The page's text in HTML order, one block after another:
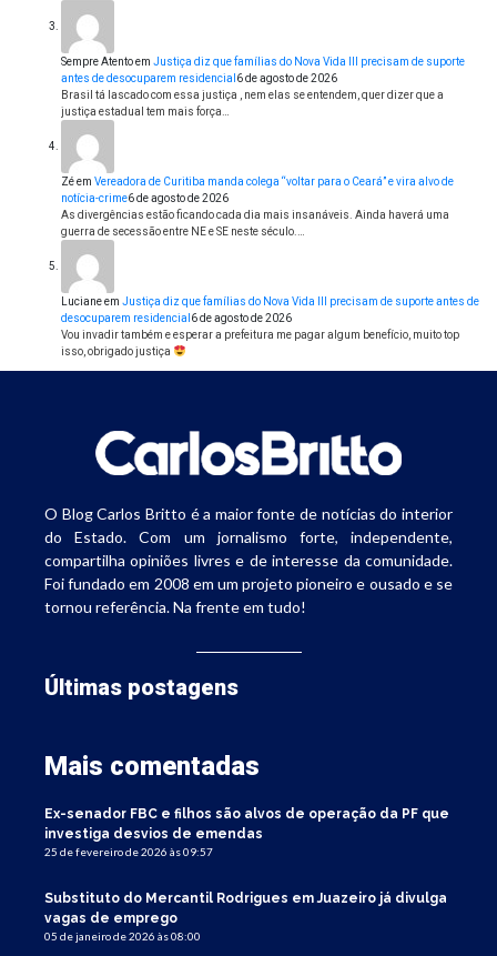
Sempre Atentoem Justiça diz que famílias do Nova Vida III precisam de suporte
antes de desocuparem residencial 6 de agosto de 2026
Brasil tá lascado com essa justiça , nem elas se entendem, quer dizer que a
justiça estadual tem mais força…
Zéem Vereadora de Curitiba manda colega “voltar para o Ceará” e vira alvo de
notícia-crime6 de agosto de 2026
As divergências estão ficando cada dia mais insanáveis. Ainda haverá uma
guerra de secessão entre NE e SE neste século.…
Lucianeem Justiça diz que famílias do Nova Vida III precisam de suporte antes de
desocuparem residencial 6 de agosto de 2026
Vou invadir também e esperar a prefeitura me pagar algum benefício, muito top
isso, obrigado justiça
O Blog Carlos Britto é a maior fonte de notícias do interior
do Estado. Com um jornalismo forte, independente,
compartilha opiniões livres e de interesse da comunidade.
Foi fundado em 2008 em um projeto pioneiro e ousado e se
tornou referência. Na frente em tudo!
Últimas postagens
Mais comentadas
Ex-senador FBC e filhos são alvos de operação da PF que
investiga desvios de emendas
25 de fevereiro de 2026 às 09:57
Substituto do Mercantil Rodrigues em Juazeiro já divulga
vagas de emprego
05 de janeiro de 2026 às 08:00